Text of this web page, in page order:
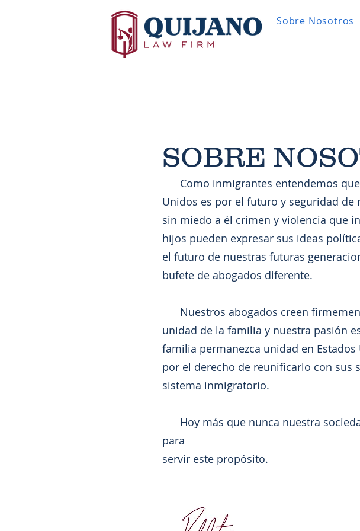
Sobre Nosotros
SOBRE
Como inmigrantes entendemos
Unidos es por el futuro y seguridad de
sin miedo a él crimen y violencia que
hijos pueden expresar sus ideas
el futuro de nuestras futuras
bufete de abogados diferente.
Nuestros abogados creen
unidad de la familia y nuestra pasión
familia permanezca unidad en
por el derecho de reunificarlo con sus
sistema inmigratorio.
Hoy más que nunca nuestra
para
servir este propósito.